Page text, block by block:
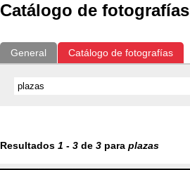
Catálogo de fotografías
General Catálogo de fotografías
Resultados 1 - 3 de 3 para plazas